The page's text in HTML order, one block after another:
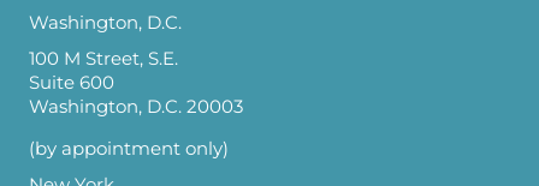
Washington, D.C.
100 M Street, S.E.
Suite 600
Washington, D.C. 20003
(by appointment only)